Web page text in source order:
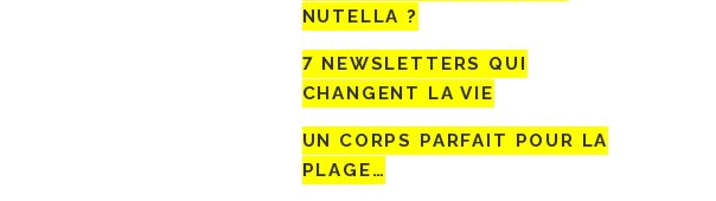
NUTELLA ?
7 NEWSLETTERS QUI
CHANGENT LA VIE
UN CORPS PARFAIT POUR LA
PLAGE…